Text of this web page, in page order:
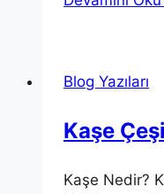
Blog Yazıları
Kaşe
Kaşe Nedir?